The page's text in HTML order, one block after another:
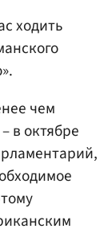
ходить
чем
в октябре